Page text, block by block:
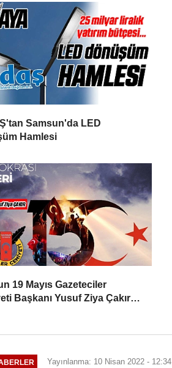
Samsun'da LED
Hamlesi
19 Mayıs Gazeteciler
Başkanı Yusuf Ziya Çakır:
Yayınlanma: 10 Nisan 2022 - 12:34